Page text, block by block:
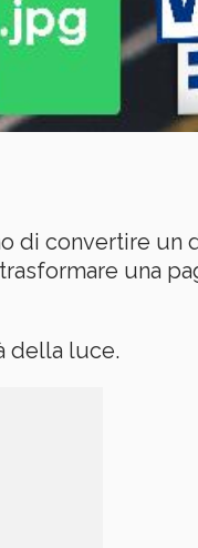
di convertire un
una
della luce.